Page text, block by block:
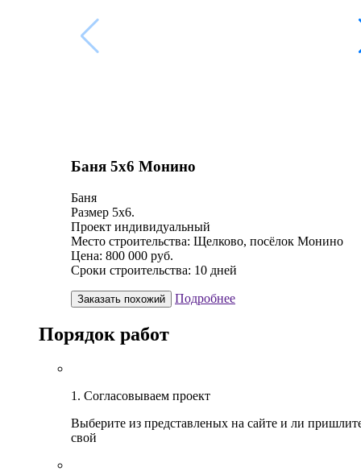
Баня 5х6 Монино
Баня
Размер 5х6.
Проект индивидуальный
Место строительства: Щелково, посёлок Монино
Цена: 800 000 руб.
Сроки строительства: 10 дней
Заказать похожий Подробнее
Порядок работ
1. Согласовываем проект
Выберите из представленых на сайте и ли
свой